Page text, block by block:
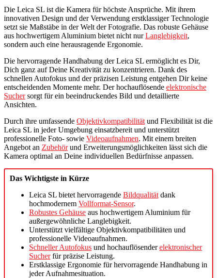
Die Leica SL ist die Kamera für höchste Ansprüche. Mit ihrem
innovativen Design und der Verwendung erstklassiger Technologie
setzt sie Maßstäbe in der Welt der Fotografie. Das robuste Gehäuse
aus hochwertigem Aluminium bietet nicht nurLanglebigkeit,
sondern auch eine herausragende Ergonomie.
Die hervorragende Handhabung der Leica SL ermöglicht es Dir,
Dich ganz auf Deine Kreativität zu konzentrieren. Dank des
schnellen Autofokus und der präzisen Leistung entgehen Dir keine
entscheidenden Momente mehr. Der hochauflösende elektronische
Suchersorgt für ein beeindruckendes Bild und detaillierte
Ansichten.
Durch ihre umfassende Objektivkompatibilität und Flexibilität ist die
Leica SL in jeder Umgebung einsatzbereit und unterstützt
professionelle Foto- sowie Videoaufnahmen. Mit einem breiten
Angebot an Zubehörund Erweiterungsmöglichkeiten lässt sich die
Kamera optimal an Deine individuellen Bedürfnisse anpassen.
Das Wichtigste in Kürze
Leica SL bietet hervorragende Bildqualität dank
hochmodernem Vollformat-Sensor.
Robustes Gehäuse aus hochwertigem Aluminium für
außergewöhnliche Langlebigkeit.
Unterstützt vielfältige Objektivkompatibilitäten und
professionelle Videoaufnahmen.
Schneller Autofokus und hochauflösenderelektronischer
Sucherfür präzise Leistung.
Erstklassige Ergonomie für hervorragende Handhabung in
jeder Aufnahmesituation.